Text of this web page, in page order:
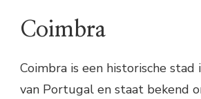
Coimbra
Coimbra is een historische
van Portugal en staat bekend